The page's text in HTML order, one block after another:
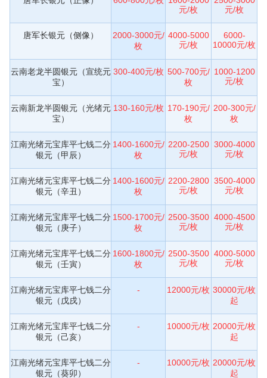
元/枚
元/枚
唐军长银元（侧像）
2000-3000元/
枚
4000-5000
元/枚
6000-
10000元/枚
云南老龙半圆银元（宣统元
宝）
300-400元/枚 500-700元/
枚
1000-1200
元/枚
云南新龙半圆银元（光绪元
宝）
130-160元/枚 170-190元/
枚
200-300元/
枚
江南光绪元宝库平七钱二分
银元（甲辰）
1400-1600元/
枚
2200-2500
元/枚
3000-4000
元/枚
江南光绪元宝库平七钱二分
银元（辛丑）
1400-1600元/
枚
2200-2800
元/枚
3500-4000
元/枚
江南光绪元宝库平七钱二分
银元（庚子）
1500-1700元/
枚
2500-3500
元/枚
4000-4500
元/枚
江南光绪元宝库平七钱二分
银元（壬寅）
1600-1800元/
枚
2500-3500
元/枚
4000-5000
元/枚
江南光绪元宝库平七钱二分
银元（戊戌）
- 12000元/枚 30000元/枚
起
江南光绪元宝库平七钱二分
银元（己亥）
- 10000元/枚 20000元/枚
起
江南光绪元宝库平七钱二分
银元（葵卯）
- 10000元/枚 20000元/枚
起